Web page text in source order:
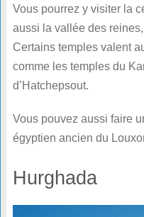
Vous pourrez y visiter la
aussi la vallée des
Certains temples valent
comme les temples du
d’Hatchepsout.
Vous pouvez aussi faire
égyptien ancien du
Hurghada